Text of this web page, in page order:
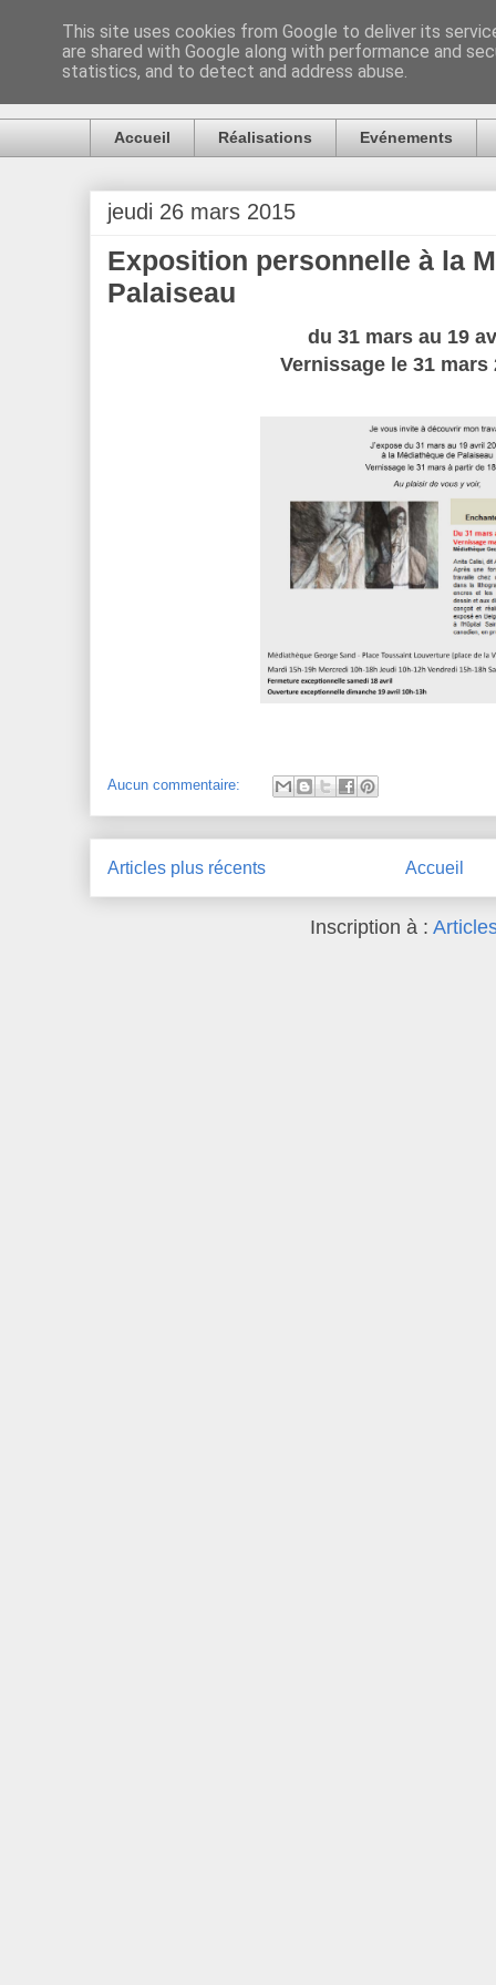
Artiste Auck
Accueil Réalisations Evénements
jeudi 26 mars 2015
Exposition personnelle à la
Palaiseau
du 31 mars au 19
Vernissage le 31 mars
Aucun commentaire:
Articles plus récents Accueil
Inscription à :
This site uses cookies from Google to deliver its
are shared with Google along with performance and
statistics, and to detect and address abuse.